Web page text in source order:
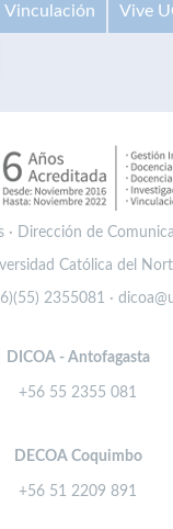
Vinculación Vive
· Dirección de
Católica del
2355081 ·
DICOA - Antofagasta
+56 55 2355 081
DECOA Coquimbo
+56 51 2209 891